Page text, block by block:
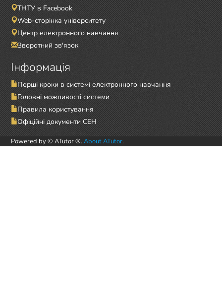
ТНТУ в Facebook
Web-сторінка університету
Центр електронного навчання
Зворотний зв'язок
Інформація
Перші кроки в системі електронного навчання
Головні можливості системи
Правила користування
Офіційні документи СЕН
Powered by © ATutor ®. About ATutor.